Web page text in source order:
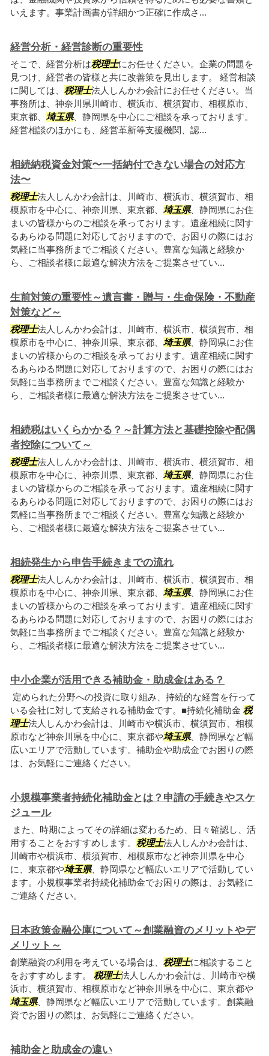
いえます。事業計画書が詳細かつ正確に作成さ...
経営分析・経営診断の重要性
そこで、経営分析は税理士にお任せください。企業の問題を
見つけ、経営者の皆様と共に改善策を見出します。 経営相談
に関しては、 税理士法人しんかわ会計にお任せください。当
事務所は、神奈川県川崎市、横浜市、横須賀市、相模原市、
東京都、 埼玉県、静岡県を中心にご相談を承っております。
経営相談のほかにも、経営革新等支援機関、認...
相続納税資金対策〜一括納付できない場合の対応方
法〜
税理士法人しんかわ会計は、川崎市、横浜市、横須賀市、相
模原市を中心に、神奈川県、東京都、 埼玉県、静岡県にお住
まいの皆様からのご相談を承っております。遺産相続に関す
るあらゆる問題に対応しておりますので、お困りの際にはお
気軽に当事務所までご相談ください。豊富な知識と経験か
ら、ご相談者様に最適な解決方法をご提案させてい...
生前対策の重要性～遺言書・贈与・生命保険・不動産
対策など～
税理士法人しんかわ会計は、川崎市、横浜市、横須賀市、相
模原市を中心に、神奈川県、東京都、 埼玉県、静岡県にお住
まいの皆様からのご相談を承っております。遺産相続に関す
るあらゆる問題に対応しておりますので、お困りの際にはお
気軽に当事務所までご相談ください。豊富な知識と経験か
ら、ご相談者様に最適な解決方法をご提案させてい...
相続税はいくらかかる？～計算方法と基礎控除や配偶
者控除について～
税理士法人しんかわ会計は、川崎市、横浜市、横須賀市、相
模原市を中心に、神奈川県、東京都、 埼玉県、静岡県にお住
まいの皆様からのご相談を承っております。遺産相続に関す
るあらゆる問題に対応しておりますので、お困りの際にはお
気軽に当事務所までご相談ください。豊富な知識と経験か
ら、ご相談者様に最適な解決方法をご提案させてい...
相続発生から申告手続きまでの流れ
税理士法人しんかわ会計は、川崎市、横浜市、横須賀市、相
模原市を中心に、神奈川県、東京都、 埼玉県、静岡県にお住
まいの皆様からのご相談を承っております。遺産相続に関す
るあらゆる問題に対応しておりますので、お困りの際にはお
気軽に当事務所までご相談ください。豊富な知識と経験か
ら、ご相談者様に最適な解決方法をご提案させてい...
中小企業が活用できる補助金・助成金はある？
定められた分野への投資に取り組み、持続的な経営を行って
いる会社に対して支給される補助金です。■持続化補助金 税
理士法人しんかわ会計は、川崎市や横浜市、横須賀市、相模
原市など神奈川県を中心に、東京都や埼玉県、静岡県など幅
広いエリアで活動しています。補助金や助成金でお困りの際
は、お気軽にご連絡ください。
小規模事業者持続化補助金とは？申請の手続きやスケ
ジュール
また、時期によってその詳細は変わるため、日々確認し、活
用することをおすすめします。 税理士法人しんかわ会計は、
川崎市や横浜市、横須賀市、相模原市など神奈川県を中心
に、東京都や埼玉県、静岡県など幅広いエリアで活動してい
ます。小規模事業者持続化補助金でお困りの際は、お気軽に
ご連絡ください。
日本政策金融公庫について～創業融資のメリットやデ
メリット～
創業融資の利用を考えている場合は、 税理士に相談すること
をおすすめします。 税理士法人しんかわ会計は、川崎市や横
浜市、横須賀市、相模原市など神奈川県を中心に、東京都や
埼玉県、静岡県など幅広いエリアで活動しています。創業融
資でお困りの際は、お気軽にご連絡ください。
補助金と助成金の違い